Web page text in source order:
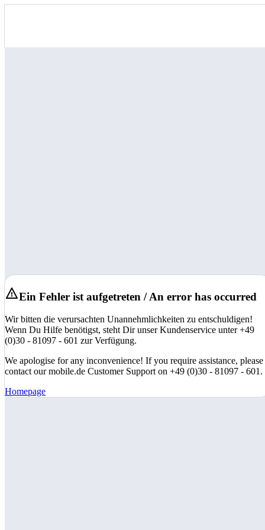
Ein Fehler ist aufgetreten / An error has occurred
Wir bitten die verursachten Unannehmlichkeiten zu entschuldigen!
Wenn Du Hilfe benötigst, steht Dir unser Kundenservice unter +49
(0)30 - 81097 - 601 zur Verfügung.
We apologise for any inconvenience! If you require assistance, please
contact our mobile.de Customer Support on +49 (0)30 - 81097 - 601.
Homepage